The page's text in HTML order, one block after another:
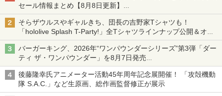
セール情報まとめ【8月8日更新】
ニンテンドーeショップでは「大神 絶景版」が67%オフで990円
そらザウルスやギャルきち、団長の吉野家Tシャツも！
「hololive Splash T-Party!」全Tシャツラインナップ公開＆オン
ライン販売開始
バーガーキング、2026年“ワンパウンダーシリーズ”第3弾「ダー
ティ ザ・ワンパウンダー」を8月7日発売
「特製ガーリックマヨソース」を使用した超大型チーズバーガー
後藤隆幸氏アニメーター活動45年周年記念展開催！ 「攻殻機動
隊 S.A.C.」など生原画、総作画監督修正が展示